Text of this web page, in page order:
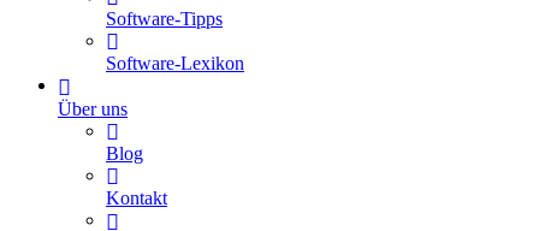
Software-Tipps
Software-Lexikon
Über uns
Blog
Kontakt